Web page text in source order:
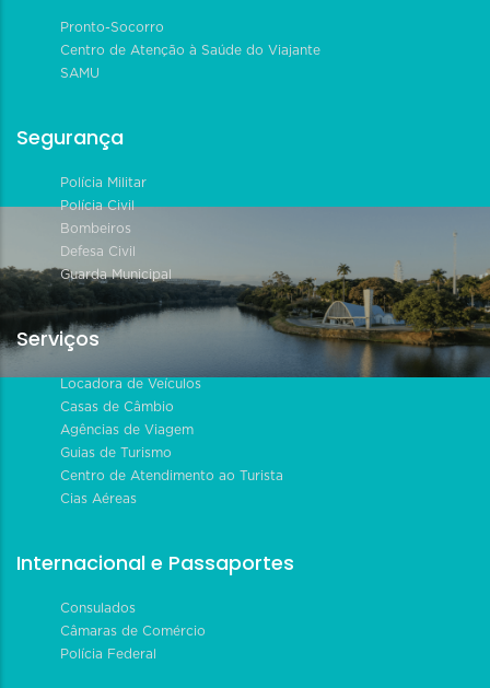
Pronto-Socorro
Centro de Atenção à Saúde do Viajante
SAMU
Segurança
Polícia Militar
Polícia Civil
Bombeiros
Defesa Civil
Guarda Municipal
Serviços
Locadora de Veículos
Casas de Câmbio
Agências de Viagem
Guias de Turismo
Centro de Atendimento ao Turista
Cias Aéreas
Internacional e Passaportes
Consulados
Câmaras de Comércio
Polícia Federal